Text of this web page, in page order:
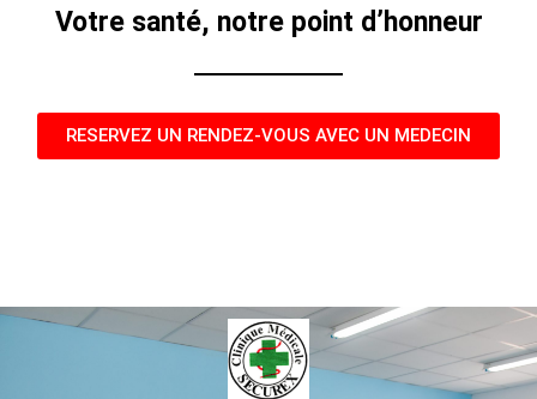
Votre santé, notre point d’honneur
RESERVEZ UN RENDEZ-VOUS AVEC UN MEDECIN